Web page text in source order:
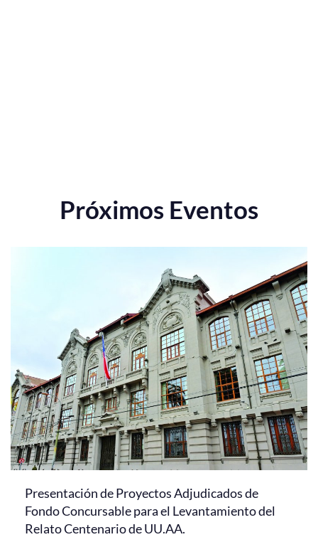
Próximos Eventos
Presentación de Proyectos Adjudicados de
Fondo Concursable para el Levantamiento del
Relato Centenario de UU.AA.